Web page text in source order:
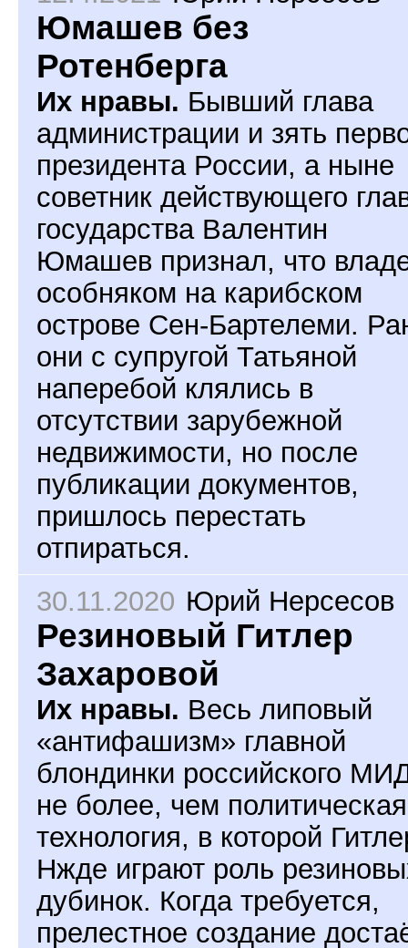
Юмашев без
Ротенберга
Их нравы. Бывший глава
администрации и зять
президента России, а ныне
советник действующего
государства Валентин
Юмашев признал, что
особняком на карибском
острове Сен-Бартелеми.
они с супругой Татьяной
наперебой клялись в
отсутствии зарубежной
недвижимости, но после
публикации документов,
пришлось перестать
отпираться.
30.11.2020 Юрий Нерсесов
Резиновый Гитлер
Захаровой
Их нравы. Весь липовый
«антифашизм» главной
блондинки российского
не более, чем политическая
технология, в которой
Нжде играют роль
дубинок. Когда требуется,
прелестное создание